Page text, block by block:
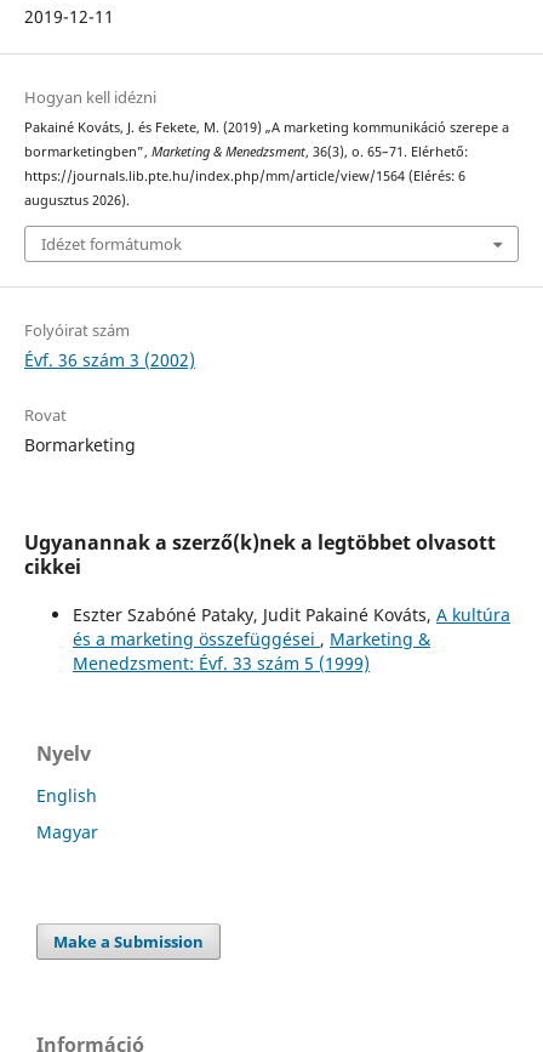
2019-12-11
Hogyan kell idézni
Pakainé Kováts, J. és Fekete, M. (2019) „A marketing kommunikáció szerepe a
bormarketingben”, Marketing & Menedzsment, 36(3), o. 65–71. Elérhető:
https://journals.lib.pte.hu/index.php/mm/article/view/1564 (Elérés: 6
augusztus 2026).
Idézet formátumok
Folyóirat szám
Évf. 36 szám 3 (2002)
Rovat
Bormarketing
Ugyanannak a szerző(k)nek a legtöbbet olvasott
cikkei
Eszter Szabóné Pataky, Judit Pakainé Kováts, A kultúra
és a marketing összefüggései , Marketing &
Menedzsment: Évf. 33 szám 5 (1999)
Nyelv
English
Magyar
Make a Submission
Információ